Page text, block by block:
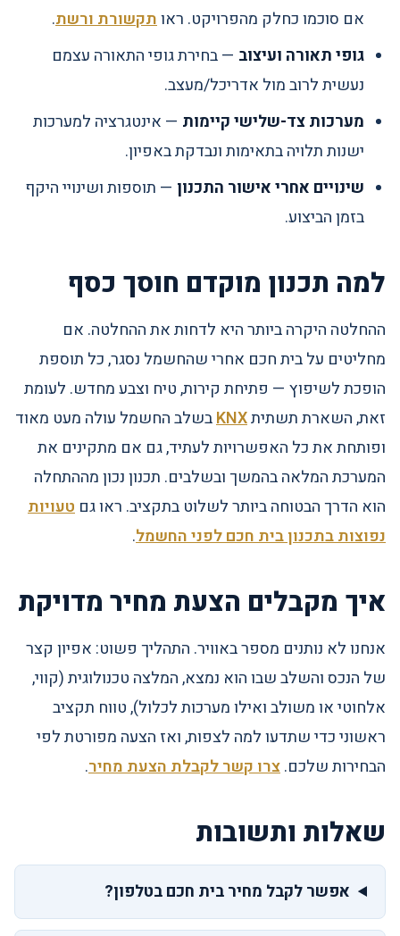
אם סוכמו כחלק מהפרויקט. ראותקשורת ורשת.
גופי תאורה ועיצוב — בחירת גופי התאורה עצמם
נעשית לרוב מול אדריכל/מעצב.
מערכות צד-שלישי קיימות — אינטגרציה למערכות
ישנות תלויה בתאימות ונבדקת באפיון.
שינויים אחרי אישור התכנון — תוספות ושינויי היקף
בזמן הביצוע.
למה תכנון מוקדם חוסך כסף
ההחלטה היקרה ביותר היא לדחות את ההחלטה. אם
מחליטים על בית חכם אחרי שהחשמל נסגר, כל תוספת
הופכת לשיפוץ — פתיחת קירות, טיח וצבע מחדש. לעומת
זאת, השארת תשתיתKNXבשלב החשמל עולה מעט מאוד
ופותחת את כל האפשרויות לעתיד, גם אם מתקינים את
המערכת המלאה בהמשך ובשלבים. תכנון נכון מההתחלה
הוא הדרך הבטוחה ביותר לשלוט בתקציב. ראו גם טעויות
נפוצות בתכנון בית חכם לפני החשמל.
איך מקבלים הצעת מחיר מדויקת
אנחנו לא נותנים מספר באוויר. התהליך פשוט: אפיון קצר
של הנכס והשלב שבו הוא נמצא, המלצה טכנולוגית (קווי,
אלחוטי או משולב ואילו מערכות לכלול), טווח תקציב
ראשוני כדי שתדעו למה לצפות, ואז הצעה מפורטת לפי
הבחירות שלכם.צרו קשר לקבלת הצעת מחיר.
שאלות ותשובות
אפשר לקבל מחיר בית חכם בטלפון?